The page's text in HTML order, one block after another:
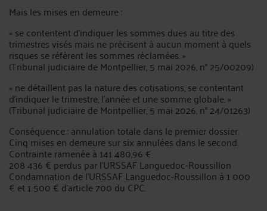
Mais les mises en demeure :
« se contentent d'indiquer les sommes dues au titre des
trimestres visés mais ne précisent à aucun moment à quels
risques se réfèrent les sommes réclamées. »
(Tribunal judiciaire de Montpellier, 5 mai 2026, n° 25/00209)
« ne détaillent pas la nature des cotisations, se contentant
d'indiquer le trimestre, l'année et une somme globale. »
(Tribunal judiciaire de Montpellier, 5 mai 2026, n° 24/01263)
Conséquence : annulation totale dans le premier dossier.
Cinq mises en demeure sur six annulées dans le second.
Contrainte ramenée à 141 480,96 €.
208 436 € perdus par l'URSSAF Languedoc-Roussillon
Condamnation de l'URSSAF Languedoc-Roussillon à 1 000
€ et 1 500 € d'article 700 du CPC.